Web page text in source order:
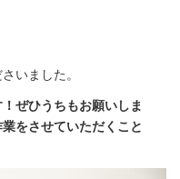
いました。
ぜひうちもお願いしま
をさせていただくこと